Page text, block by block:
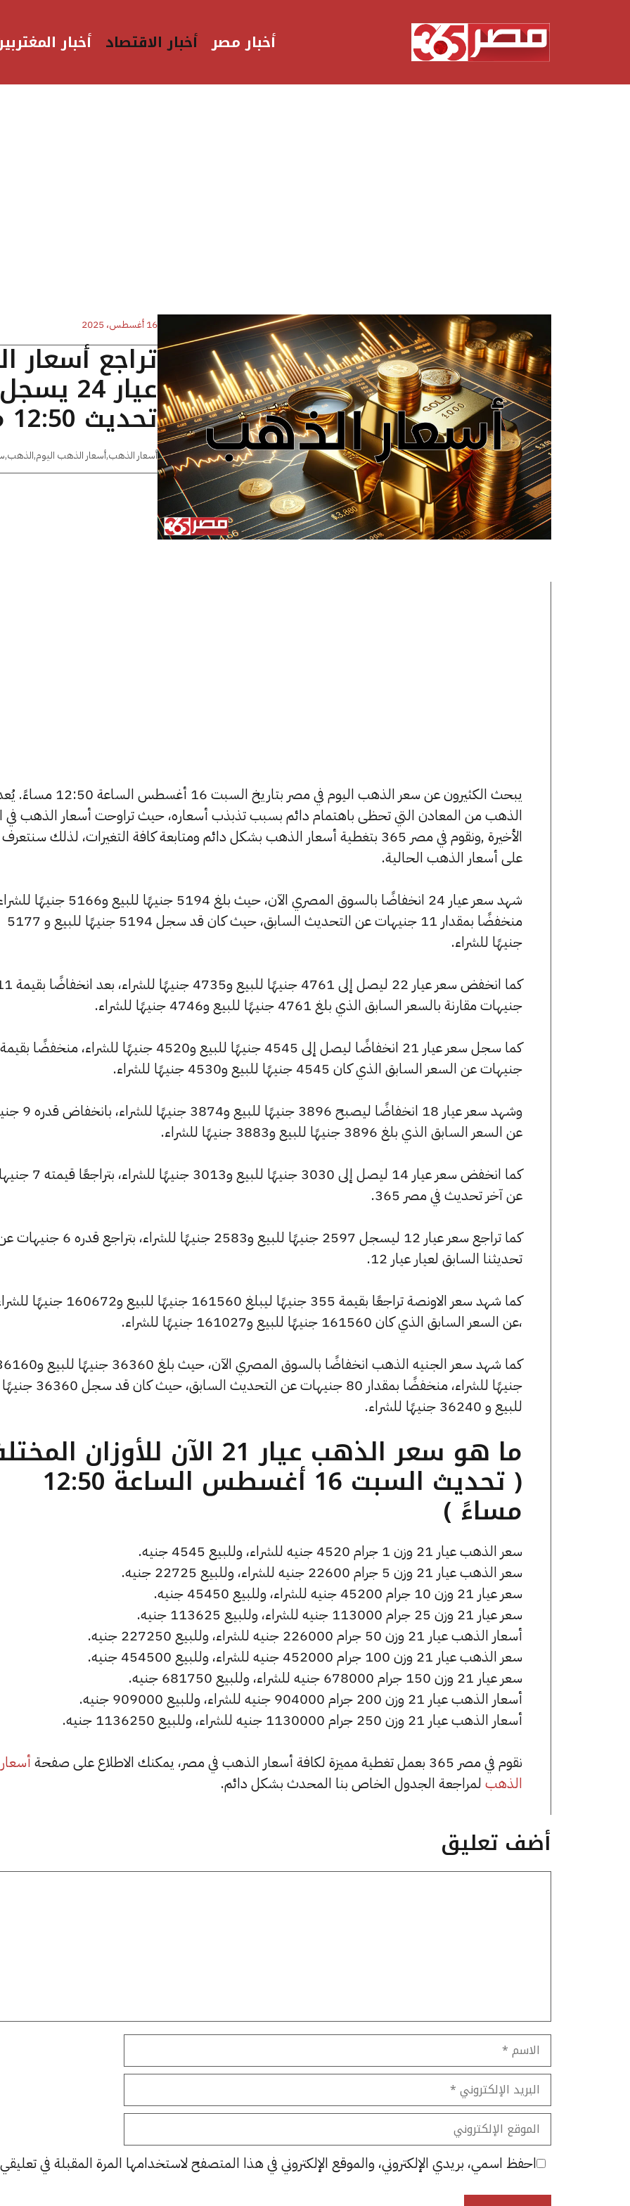
أخبار مصر أخبار الاقتصاد أخبار
16 أغسطس، 2025
تراجع
تحديث 12:50 مساءًا
أسعار الذهب,أسعار الذهب اليوم,الذهب,
يبحث الكثيرون عن سعر الذهب اليوم في مصر بتاريخ السبت 16 أغسطس الساعة
الذهب من المعادن التي تحظى باهتمام دائم بسبب تذبذب أسعاره، حيث تراوحت أسعار الذهب في
الأخيرة ,ونقوم في مصر 365 بتغطية أسعار الذهب بشكل دائم ومتابعة كافة التغيرات، لذلك
على أسعار الذهب الحالية.
شهد سعر عيار 24 انخفاضًا بالسوق المصري الآن، حيث بلغ 5194 جنيهًا للبيع و5166
منخفضًا بمقدار 11 جنيهات عن التحديث السابق، حيث كان قد سجل 5194 جنيهًا للبيع و 5177
جنيهًا للشراء.
كما انخفض سعر عيار 22 ليصل إلى 4761 جنيهًا للبيع
جنيهات مقارنة بالسعر السابق الذي بلغ 4761 جنيهًا للبيع و4746 جنيهًا للشراء.
جنيهات عن السعر السابق الذي كان 4545 جنيهًا للبيع و4530 جنيهًا للشراء.
وشهد سعر عيار 18 انخفاضًا ليصبح
عن السعر السابق الذي بلغ 3896 جنيهًا للبيع و3883 جنيهًا للشراء.
كما انخفض سعر عيار 14 ليصل إلى 3030 جنيهًا للبيع و3013
عن آخر تحديث في مصر 365.
كما تراجع سعر عيار 12 ليسجل 2597 جنيهًا للبيع و2583 جنيهًا للشراء، بتراجع قدره 6
تحديثنا السابق لعيار عيار 12.
كما شهد سعر الاونصة تراجعًا بقيمة 355 جنيهًا ليبلغ 161560 جنيهًا للبيع و160672
،عن السعر السابق الذي كان 161560 جنيهًا للبيع و161027 جنيهًا للشراء.
كما شهد سعر الجنيه الذهب انخفاضًا بالسوق المصري الآن، حيث بلغ 36360
جنيهًا للشراء، منخفضًا بمقدار 80 جنيهات عن التحديث السابق، حيث كان قد سجل 36360 جنيهًا
للبيع و 36240 جنيهًا للشراء.
ما هو سعر الذهب عيار 21 الآن للأوزان
( تحديث السبت 16 أغسطس الساعة 12:50
مساءً )
سعر الذهب عيار 21 وزن 1 جرام 4520 جنيه للشراء، وللبيع 4545 جنيه.
سعر الذهب عيار 21 وزن 5 جرام 22600 جنيه للشراء، وللبيع 22725 جنيه.
سعر عيار 21 وزن 10 جرام 45200 جنيه للشراء، وللبيع 45450 جنيه.
سعر عيار 21 وزن 25 جرام 113000 جنيه للشراء، وللبيع 113625 جنيه.
أسعار الذهب عيار 21 وزن 50 جرام 226000 جنيه للشراء، وللبيع 227250 جنيه.
سعر الذهب عيار 21 وزن 100 جرام 452000 جنيه للشراء، وللبيع 454500 جنيه.
سعر عيار 21 وزن 150 جرام 678000 جنيه للشراء، وللبيع 681750 جنيه.
أسعار الذهب عيار 21 وزن 200 جرام 904000 جنيه للشراء، وللبيع 909000 جنيه.
أسعار الذهب عيار 21 وزن 250 جرام 1130000 جنيه للشراء، وللبيع 1136250 جنيه.
نقوم في مصر 365 بعمل تغطية مميزة لكافة أسعار الذهب في مصر، يمكنك الاطلاع على صفحة
أسعار
الذهب لمراجعة الجدول الخاص بنا المحدث بشكل دائم.
أضف تعليق
الاسم
البريد
الإلكتروني
الموقع
الإلكتروني
احفظ اسمي، بريدي الإلكتروني، والموقع الإلكتروني في هذا المتصفح لاستخدامها المرة المقبلة في